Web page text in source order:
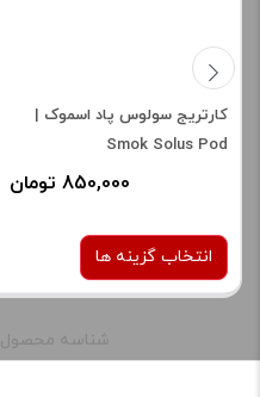
دیدگاه شما
کارتریج سولوس پاد اسموک |
Smok Solus Pod
850,000 تومان
انتخاب گزینه ها
شناسه محصول: DIACO-0017300